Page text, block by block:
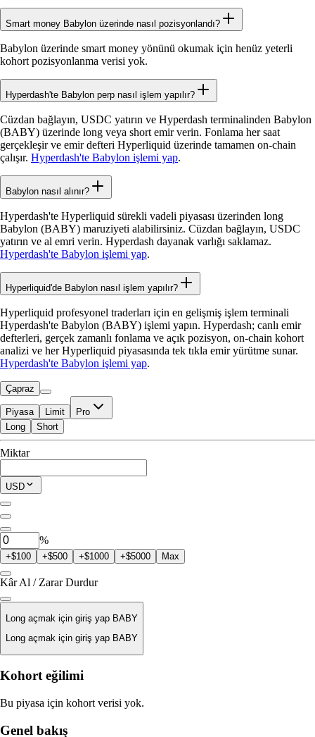
Smart money Babylon üzerinde nasıl pozisyonlandı?
Babylon üzerinde smart money yönünü okumak için henüz yeterli
kohort pozisyonlanma verisi yok.
Hyperdash'te Babylon perp nasıl işlem yapılır?
Cüzdan bağlayın, USDC yatırın ve Hyperdash terminalinden Babylon
(BABY) üzerinde long veya short emir verin. Fonlama her saat
gerçekleşir ve emir defteri Hyperliquid üzerinde tamamen on-chain
çalışır. Hyperdash'te Babylon işlemi yap.
Babylon nasıl alınır?
Hyperdash'te Hyperliquid sürekli vadeli piyasası üzerinden long
Babylon (BABY) maruziyeti alabilirsiniz. Cüzdan bağlayın, USDC
yatırın ve al emri verin. Hyperdash dayanak varlığı saklamaz.
Hyperdash'te Babylon işlemi yap.
Hyperliquid'de Babylon nasıl işlem yapılır?
Hyperliquid profesyonel traderları için en gelişmiş işlem terminali
Hyperdash'te Babylon (BABY) işlemi yapın. Hyperdash; canlı emir
defterleri, gerçek zamanlı fonlama ve açık pozisyon, on-chain kohort
analizi ve her Hyperliquid piyasasında tek tıkla emir yürütme sunar.
Hyperdash'te Babylon işlemi yap.
Çapraz
Piyasa Limit Pro
İşleme Uygun
$0.00
Mevcut Pozisyon
0 BABY
Long Short
Miktar
USD
%
+$100 +$500 +$1000 +$5000 Max
Kâr Al / Zarar Durdur
Long açmak için giriş yap BABY
Long açmak için giriş yap BABY
Likidasyon Fiyatı
Yok
Kohort eğilimi
Bu piyasa için kohort verisi yok.
Genel bakış